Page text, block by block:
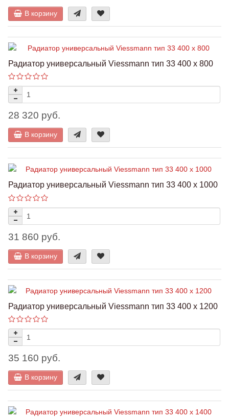
В корзину
Радиатор универсальный Viessmann тип 33 400 x 800
28 320 руб.
В корзину
Радиатор универсальный Viessmann тип 33 400 x 1000
31 860 руб.
В корзину
Радиатор универсальный Viessmann тип 33 400 x 1200
35 160 руб.
В корзину